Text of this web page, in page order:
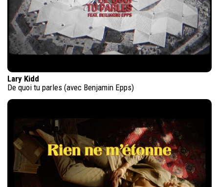
Lary Kidd
De quoi tu parles (avec Benjamin Epps)